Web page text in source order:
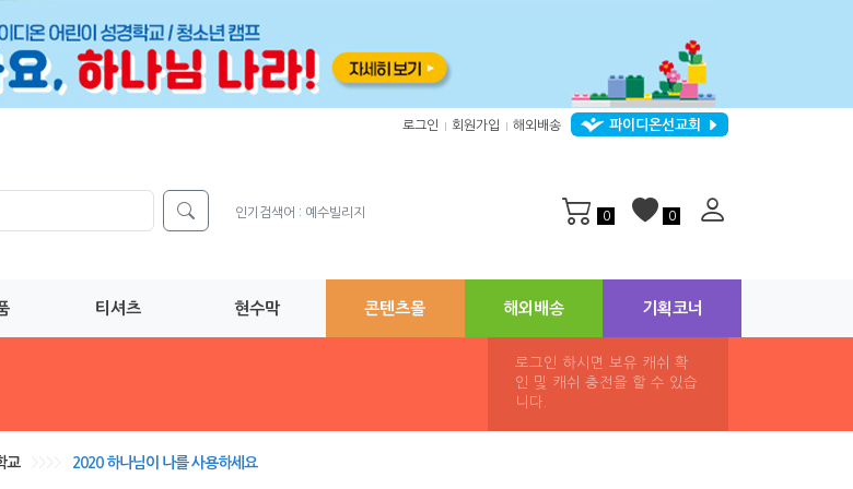
로그인 회원가입 해외배송 파이디온선교회
인기검색어 : 예수빌리지 0 0
티셔츠 현수막 콘텐츠몰 해외배송 기획코너
로그인 하시면 보유 캐쉬 확
인 및 캐쉬 충전을 할 수 있습
니다.
교 2020 하나님이 나를 사용하세요